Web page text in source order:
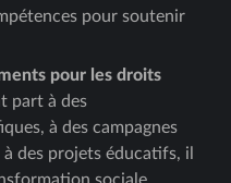
pour soutenir
pour les droits
part à des
à des campagnes
des projets éducatifs, il
sociale